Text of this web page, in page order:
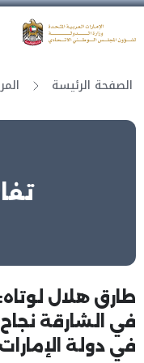
الصفحة الرئيسة
طارق هلال لوتاه:
في الشارقة
في دولة الإمارات